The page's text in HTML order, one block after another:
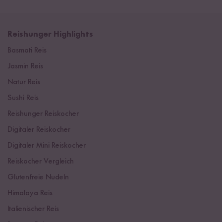
Reishunger Highlights
Basmati Reis
Jasmin Reis
Natur Reis
Sushi Reis
Reishunger Reiskocher
Digitaler Reiskocher
Digitaler Mini Reiskocher
Reiskocher Vergleich
Glutenfreie Nudeln
Himalaya Reis
Italienischer Reis